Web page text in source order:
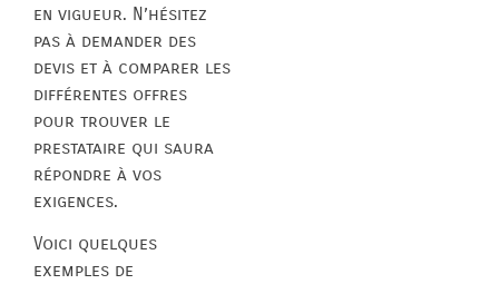
en vigueur. N’hésitez
pas à demander des
devis et à comparer les
différentes offres
pour trouver le
prestataire qui saura
répondre à vos
exigences.
Voici quelques
exemples de